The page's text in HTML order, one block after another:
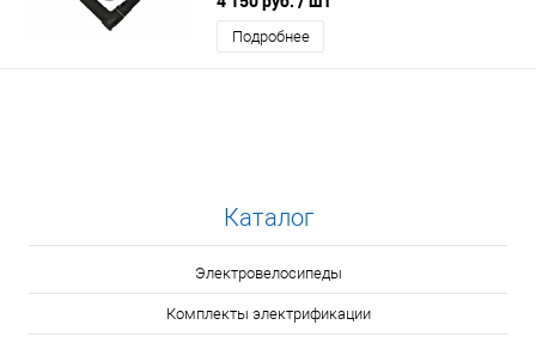
Подробнее
Каталог
Электровелосипеды
Комплекты электрификации